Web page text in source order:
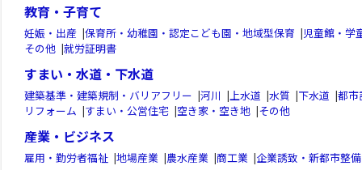
教育・子育て
妊娠・出産 |保育所・幼稚園・認定こども園・地域型保育 |児童館・学
その他 |就労証明書
すまい・水道・下水道
建築基準・建築規制・バリアフリー |河川 |上水道 |水質 |下水道 |都市
リフォーム |すまい・公営住宅 |空き家・空き地 |その他
産業・ビジネス
雇用・勤労者福祉 |地場産業 |農水産業 |商工業 |企業誘致・新都市整備